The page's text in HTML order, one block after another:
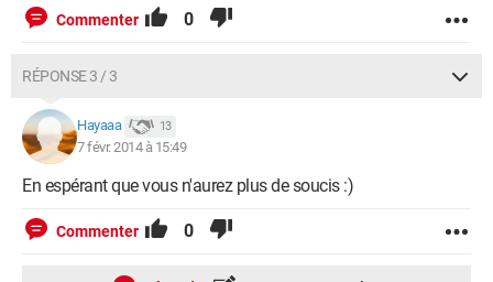
Commenter 0
RÉPONSE 3 / 3
Hayaaa 13
7 févr. 2014 à 15:49
En espérant que vous n'aurez plus de soucis :)
Commenter 0